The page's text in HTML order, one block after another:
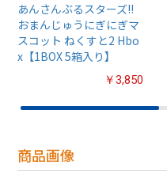
あんさんぶるスターズ!!
おまんじゅうにぎにぎマ
スコット ねくすと2 Hbo
x【1BOX 5箱入り】
￥3,850
商品画像